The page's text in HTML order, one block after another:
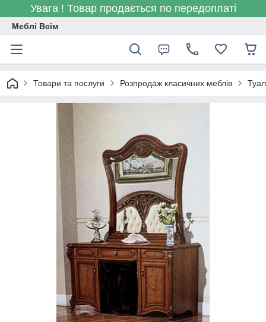
Увага ! Товар продається по передоплаті
Меблі Всім
Товари та послуги Розпродаж класичних меблів